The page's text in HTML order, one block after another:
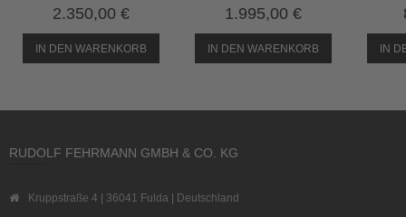
2.350,00 €
IN DEN WARENKORB
1.995,00 €
IN DEN WARENKORB IN
RUDOLF FEHRMANN GMBH & CO. KG
Kruppstraße 4 | 36041 Fulda | Deutschland